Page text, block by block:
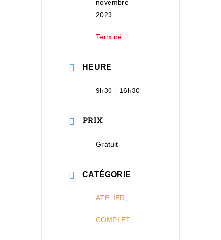
novembre
2023
Terminé
HEURE
9h30 - 16h30
PRIX
Gratuit
CATÉGORIE
ATELIER,
COMPLET